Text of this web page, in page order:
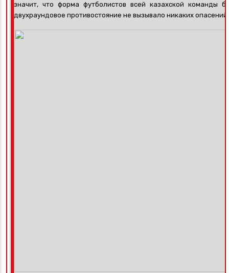
значит, что форма футболистов всей казахской команды
двухраундовое противостояние не вызывало никаких опасений.